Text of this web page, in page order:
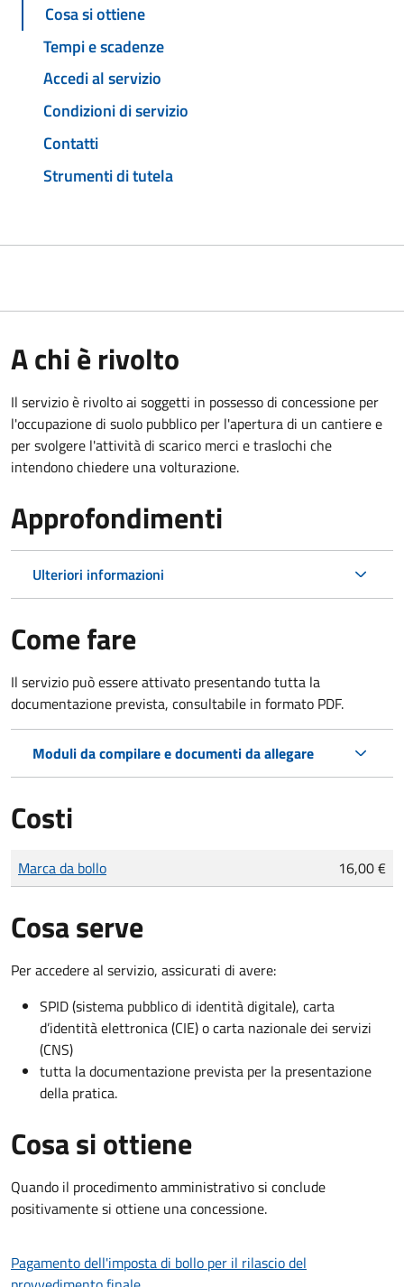
Cosa si ottiene
Tempi e scadenze
Accedi al servizio
Condizioni di servizio
Contatti
Strumenti di tutela
A chi è rivolto
Il servizio è rivolto ai soggetti in possesso di concessione per
l'occupazione di suolo pubblico per l'apertura di un cantiere e
per svolgere l'attività di scarico merci e traslochi che
intendono chiedere una volturazione.
Approfondimenti
Ulteriori informazioni
Come fare
Il servizio può essere attivato presentando tutta la
documentazione prevista, consultabile in formato PDF.
Moduli da compilare e documenti da allegare
Costi
Tipo di pagamento
Importo
Marca da bollo 16,00 €
Cosa serve
Per accedere al servizio, assicurati di avere:
SPID (sistema pubblico di identità digitale), carta
d’identità elettronica (CIE) o carta nazionale dei servizi
(CNS)
tutta la documentazione prevista per la presentazione
della pratica.
Cosa si ottiene
Quando il procedimento amministrativo si conclude
positivamente si ottiene una concessione.
Pagamento dell'imposta di bollo per il rilascio del